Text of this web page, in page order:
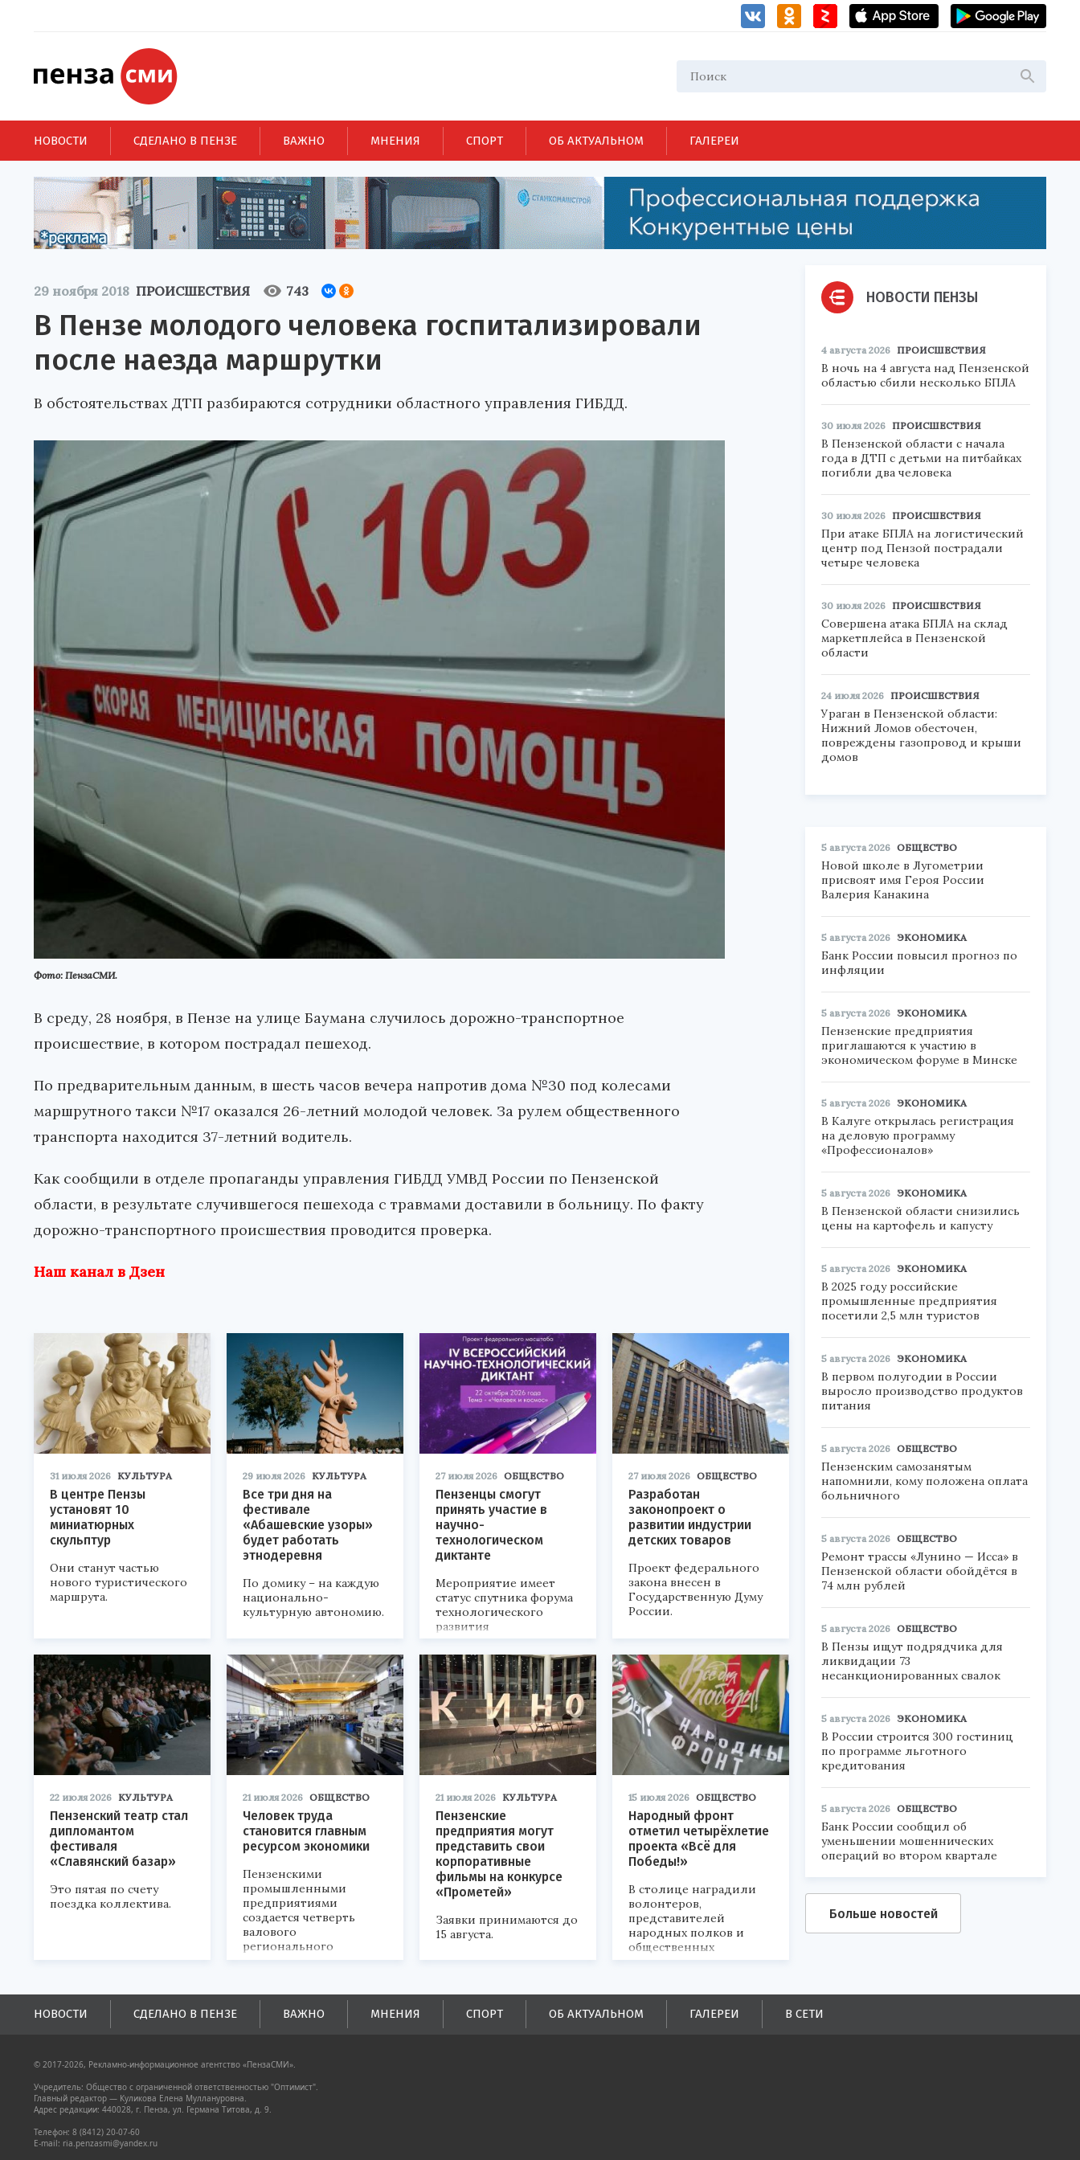
НОВОСТИ СДЕЛАНО В ПЕНЗЕ ВАЖНО МНЕНИЯ СПОРТ ОБ АКТУАЛЬНОМ ГАЛЕРЕИ
29 ноября 2018 ПРОИСШЕСТВИЯ 743
В Пензе молодого человека госпитализировали
после наезда маршрутки
В обстоятельствах ДТП разбираются сотрудники областного управления ГИБДД.
Фото: ПензаСМИ.
В среду, 28 ноября, в Пензе на улице Баумана случилось дорожно-транспортное
происшествие, в котором пострадал пешеход.
По предварительным данным, в шесть часов вечера напротив дома №30 под колесами
маршрутного такси №17 оказался 26-летний молодой человек. За рулем общественного
транспорта находится 37-летний водитель.
Как сообщили в отделе пропаганды управления ГИБДД УМВД России по Пензенской
области, в результате случившегося пешехода с травмами доставили в больницу. По факту
дорожно-транспортного происшествия проводится проверка.
Наш канал в Дзен
31 июля 2026 КУЛЬТУРА
В центре Пензы
установят 10
миниатюрных
скульптур
Они станут частью
нового туристического
маршрута.
29 июля 2026 КУЛЬТУРА
Все три дня на
фестивале
«Абашевские узоры»
будет работать
этнодеревня
По домику – на каждую
национально-
культурную автономию.
27 июля 2026 ОБЩЕСТВО
Пензенцы смогут
принять участие в
научно-
технологическом
диктанте
Мероприятие имеет
статус спутника форума
технологического
развития
«Технопром-2026».
27 июля 2026 ОБЩЕСТВО
Разработан
законопроект о
развитии индустрии
детских товаров
Проект федерального
закона внесен в
Государственную Думу
России.
22 июля 2026 КУЛЬТУРА
Пензенский театр стал
дипломантом
фестиваля
«Славянский базар»
Это пятая по счету
поездка коллектива.
21 июля 2026 ОБЩЕСТВО
Человек труда
становится главным
ресурсом экономики
Пензенскими
промышленными
предприятиями
создается четверть
валового
регионального
продукта и
поступлений в
бюджеты всех уровней.
21 июля 2026 КУЛЬТУРА
Пензенские
предприятия могут
представить свои
корпоративные
фильмы на конкурсе
«Прометей»
Заявки принимаются до
15 августа.
15 июля 2026 ОБЩЕСТВО
Народный фронт
отметил четырёхлетие
проекта «Всё для
Победы!»
В столице наградили
волонтеров,
представителей
народных полков и
общественных
объединений.
НОВОСТИ ПЕНЗЫ
4 августа 2026 ПРОИСШЕСТВИЯ
В ночь на 4 августа над Пензенской
областью сбили несколько БПЛА
30 июля 2026 ПРОИСШЕСТВИЯ
В Пензенской области с начала
года в ДТП с детьми на питбайках
погибли два человека
30 июля 2026 ПРОИСШЕСТВИЯ
При атаке БПЛА на логистический
центр под Пензой пострадали
четыре человека
30 июля 2026 ПРОИСШЕСТВИЯ
Совершена атака БПЛА на склад
маркетплейса в Пензенской
области
24 июля 2026 ПРОИСШЕСТВИЯ
Ураган в Пензенской области:
Нижний Ломов обесточен,
повреждены газопровод и крыши
домов
5 августа 2026 ОБЩЕСТВО
Новой школе в Лугометрии
присвоят имя Героя России
Валерия Канакина
5 августа 2026 ЭКОНОМИКА
Банк России повысил прогноз по
инфляции
5 августа 2026 ЭКОНОМИКА
Пензенские предприятия
приглашаются к участию в
экономическом форуме в Минске
5 августа 2026 ЭКОНОМИКА
В Калуге открылась регистрация
на деловую программу
«Профессионалов»
5 августа 2026 ЭКОНОМИКА
В Пензенской области снизились
цены на картофель и капусту
5 августа 2026 ЭКОНОМИКА
В 2025 году российские
промышленные предприятия
посетили 2,5 млн туристов
5 августа 2026 ЭКОНОМИКА
В первом полугодии в России
выросло производство продуктов
питания
5 августа 2026 ОБЩЕСТВО
Пензенским самозанятым
напомнили, кому положена оплата
больничного
5 августа 2026 ОБЩЕСТВО
Ремонт трассы «Лунино — Исса» в
Пензенской области обойдётся в
74 млн рублей
5 августа 2026 ОБЩЕСТВО
В Пензы ищут подрядчика для
ликвидации 73
несанкционированных свалок
5 августа 2026 ЭКОНОМИКА
В России строится 300 гостиниц
по программе льготного
кредитования
5 августа 2026 ОБЩЕСТВО
Банк России сообщил об
уменьшении мошеннических
операций во втором квартале
Больше новостей
НОВОСТИ СДЕЛАНО В ПЕНЗЕ ВАЖНО МНЕНИЯ СПОРТ ОБ АКТУАЛЬНОМ ГАЛЕРЕИ В СЕТИ
© 2017-2026, Рекламно-информационное агентство «ПензаСМИ».
Учредитель: Общество с ограниченной ответственностью "Оптимист".
Главный редактор — Куликова Елена Муллануровна.
Адрес редакции: 440028, г. Пенза, ул. Германа Титова, д. 9.
Телефон: 8 (8412) 20-07-60
E-mail: ria.penzasmi@yandex.ru